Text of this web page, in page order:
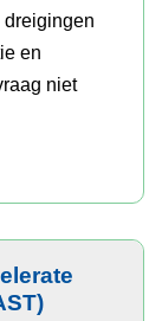
dreigingen
en
niet